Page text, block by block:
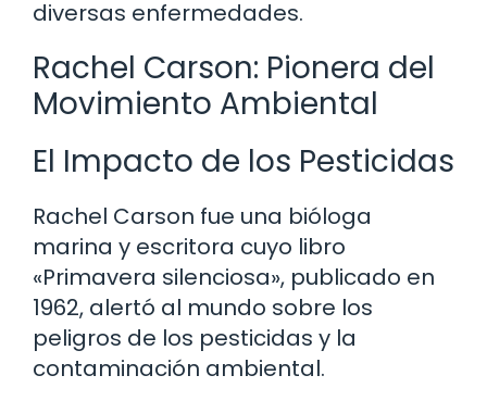
diversas enfermedades.
Rachel Carson: Pionera del
Movimiento Ambiental
El Impacto de los Pesticidas
Rachel Carson fue una bióloga
marina y escritora cuyo libro
«Primavera silenciosa», publicado en
1962, alertó al mundo sobre los
peligros de los pesticidas y la
contaminación ambiental.